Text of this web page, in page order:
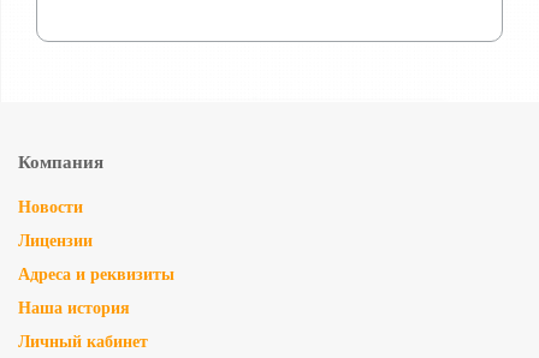
Компания
Новости
Лицензии
Адреса и реквизиты
Наша история
Личный кабинет